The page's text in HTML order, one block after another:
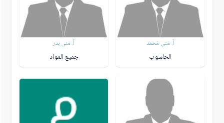
أ. منى محمد
الحاسوب
أ. منى بدر
جميع المواد